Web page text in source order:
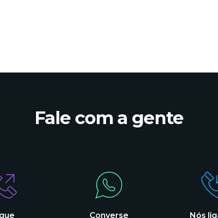
Fale com a gente
Converse
Nós